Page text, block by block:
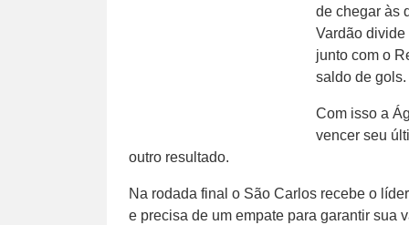
de chegar às
Vardão
junto com o
saldo de gols.
Com isso a
vencer seu
outro resultado.
Na rodada final o São Carlos recebe o
e precisa de um empate para garantir sua